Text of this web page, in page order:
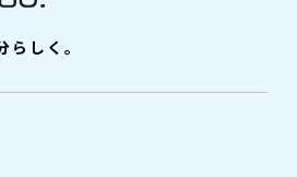
しく。